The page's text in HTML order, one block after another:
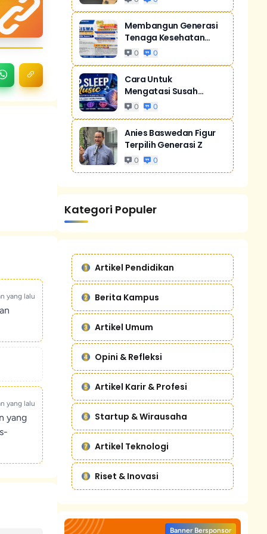
yang lalu
yang lalu
yang
Membangun Generasi
Tenaga Kesehatan
Unggul Dan Men...
0 0
Cara Untuk
Mengatasi Susah
Tidur Akibat Stres
0 0
Anies Baswedan Figur
Terpilih Generasi Z
0 0
Kategori Populer
Artikel Pendidikan
Berita Kampus
Artikel Umum
Opini & Refleksi
Artikel Karir & Profesi
Startup & Wirausaha
Artikel Teknologi
Riset & Inovasi
Banner Bersponsor